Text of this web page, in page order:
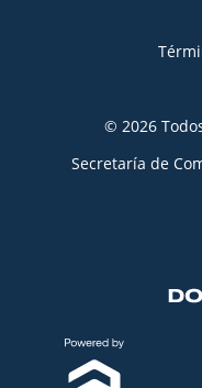
© 2026
Secretaría de